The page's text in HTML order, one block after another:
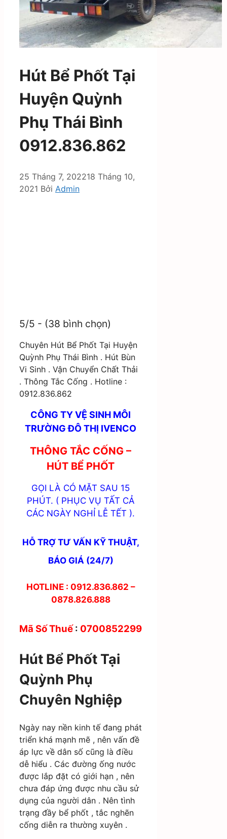
Hút Bể Phốt Tại
Huyện Quỳnh
Phụ Thái Bình
0912.836.862
25 Tháng 7, 202218 Tháng 10,
2021 Bởi Admin
5/5 - (38 bình chọn)
Chuyên Hút Bể Phốt Tại Huyện
Quỳnh Phụ Thái Bình . Hút Bùn
Vi Sinh . Vận Chuyển Chất Thải
. Thông Tắc Cống . Hotline :
0912.836.862
CÔNG TY VỆ SINH MÔI
TRƯỜNG ĐÔ THỊ IVENCO
THÔNG TẮC CỐNG –
HÚT BỂ PHỐT
GỌI LÀ CÓ MẶT SAU 15
PHÚT. ( PHỤC VỤ TẤT CẢ
CÁC NGÀY NGHỈ LỄ TẾT ).
HỖ TRỢ TƯ VẤN KỸ THUẬT,
BÁO GIÁ (24/7)
HOTLINE : 0912.836.862 –
0878.826.888
Mã Số Thuế: 0700852299
Hút Bể Phốt Tại
Quỳnh Phụ
Chuyên Nghiệp
Ngày nay nền kinh tế đang phát
triển khá mạnh mẽ , nên vấn đề
áp lực về dân số cũng là điều
dễ hiểu . Các đường ống nước
được lắp đặt có giới hạn , nên
chưa đáp ứng được nhu cầu sử
dụng của người dân . Nên tình
trạng đầy bể phốt , tắc nghẽn
cống diễn ra thường xuyên .